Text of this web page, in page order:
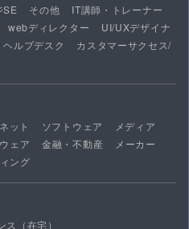
SE その他
IT講師・トレーナー
webディレクター
UI/UXデザイナ
ヘルプデスク
カスタマーサクセス/
ット ソフトウェア
メディア
ェア 金融・不動産
メーカー
ング
ス（在宅）